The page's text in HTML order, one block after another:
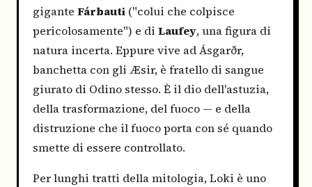
gigante Fárbauti ("colui che colpisce
pericolosamente") e di Laufey, una figura di
natura incerta. Eppure vive ad Ásgarðr,
banchetta con gli Æsir, è fratello di sangue
giurato di Odino stesso. È il dio dell'astuzia,
della trasformazione, del fuoco — e della
distruzione che il fuoco porta con sé quando
smette di essere controllato.
Per lunghi tratti della mitologia, Loki è uno